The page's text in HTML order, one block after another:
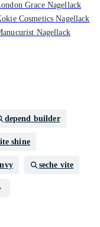
Grace Nagellack
Cosmetics Nagellack
Nagellack
depend builder
shine
seche vite